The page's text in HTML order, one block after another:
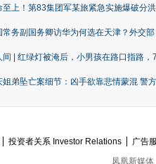
至上！第83集团军某旅紧急实施爆破分洪
常务副国务卿访华为何选在天津？外交部
间 | 红绿灯被淹后，小男孩在路口指路，
姐弟坠亡案细节：凶手欲靠悲情蒙混 警
投资者关系 Investor Relations 广告
凤凰新媒体